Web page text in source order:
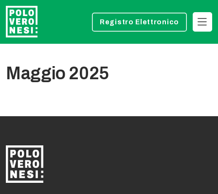
Registro Elettronico
Maggio 2025